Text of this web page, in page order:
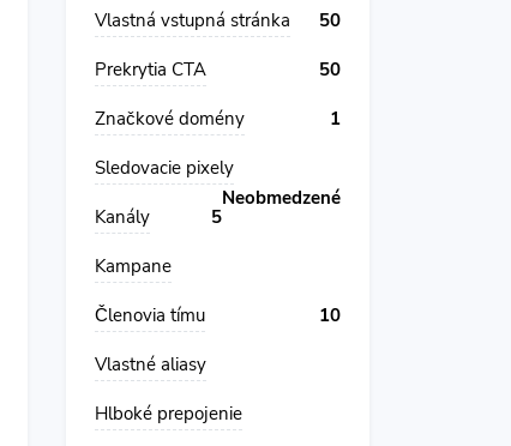
Vlastná vstupná stránka 50
Prekrytia CTA 50
Značkové domény 1
Sledovacie pixely
Neobmedzené
Kanály
5
Kampane
Členovia tímu 10
Vlastné aliasy
Hlboké prepojenie